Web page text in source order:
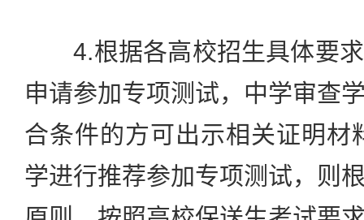
4.根据各高校招生具体要求
申请参加专项测试，中学审查
合条件的方可出示相关证明材
学进行推荐参加专项测试，则